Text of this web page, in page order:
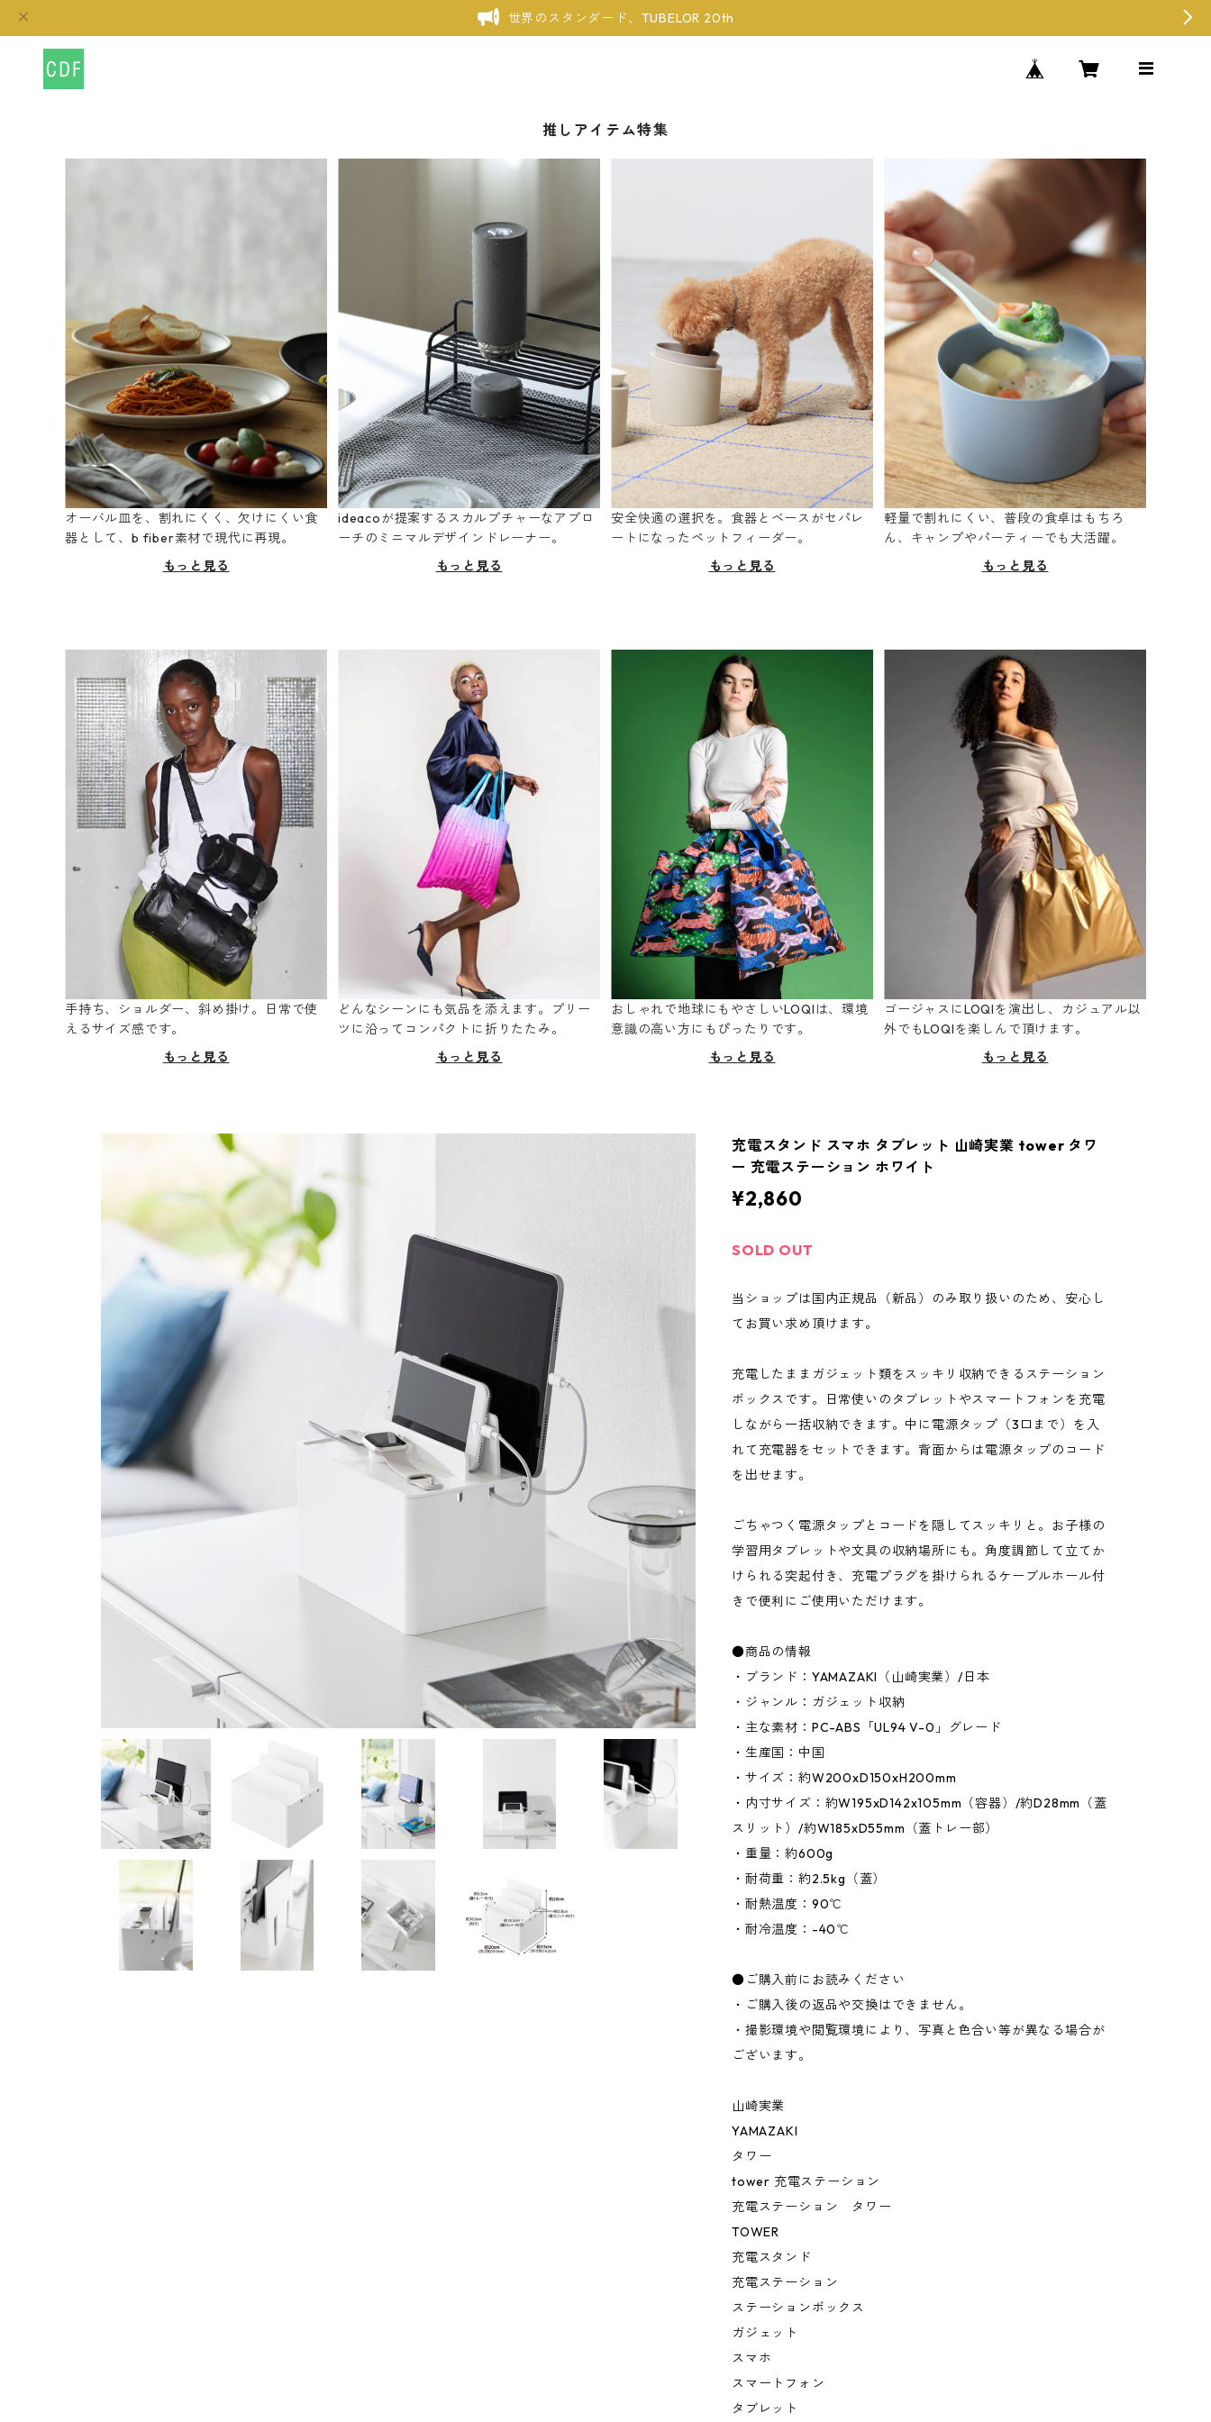
世界のスタンダード、TUBELOR 20th
推しアイテム特集
オーバル皿を、割れにくく、欠けにくい食
器として、b fiber素材で現代に再現。
もっと見る
ideacoが提案するスカルプチャーなアプロ
ーチのミニマルデザインドレーナー。
もっと見る
安全快適の選択を。食器とベースがセパレ
ートになったペットフィーダー。
もっと見る
軽量で割れにくい、普段の食卓はもちろ
ん、キャンプやパーティーでも大活躍。
もっと見る
手持ち、ショルダー、斜め掛け。日常で使
えるサイズ感です。
もっと見る
どんなシーンにも気品を添えます。プリー
ツに沿ってコンパクトに折りたたみ。
もっと見る
おしゃれで地球にもやさしいLOQIは、環境
意識の高い方にもぴったりです。
もっと見る
ゴージャスにLOQIを演出し、カジュアル以
外でもLOQIを楽しんで頂けます。
もっと見る
充電スタンド スマホ タブレット 山崎実業 tower タワ
ー 充電ステーション ホワイト
¥2,860
SOLD OUT
当ショップは国内正規品（新品）のみ取り扱いのため、安心し
てお買い求め頂けます。
充電したままガジェット類をスッキリ収納できるステーション
ボックスです。日常使いのタブレットやスマートフォンを充電
しながら一括収納できます。中に電源タップ（3口まで）を入
れて充電器をセットできます。背面からは電源タップのコード
を出せます。
ごちゃつく電源タップとコードを隠してスッキリと。お子様の
学習用タブレットや文具の収納場所にも。角度調節して立てか
けられる突起付き、充電プラグを掛けられるケーブルホール付
きで便利にご使用いただけます。
●商品の情報
・ブランド：YAMAZAKI（山崎実業）/日本
・ジャンル：ガジェット収納
・主な素材：PC-ABS「UL94 V-0」グレード
・生産国：中国
・サイズ：約W200xD150xH200mm
・内寸サイズ：約W195xD142x105mm（容器）/約D28mm（蓋
スリット）/約W185xD55mm（蓋トレー部）
・重量：約600g
・耐荷重：約2.5kg（蓋）
・耐熱温度：90℃
・耐冷温度：-40℃
●ご購入前にお読みください
・ご購入後の返品や交換はできません。
・撮影環境や閲覧環境により、写真と色合い等が異なる場合が
ございます。
山崎実業
YAMAZAKI
タワー
tower 充電ステーション
充電ステーション タワー
TOWER
充電スタンド
充電ステーション
ステーションボックス
ガジェット
スマホ
スマートフォン
タブレット